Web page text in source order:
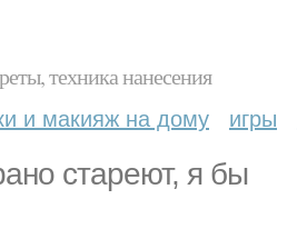
техника нанесения
и макияж на дому игры
стареют, я бы